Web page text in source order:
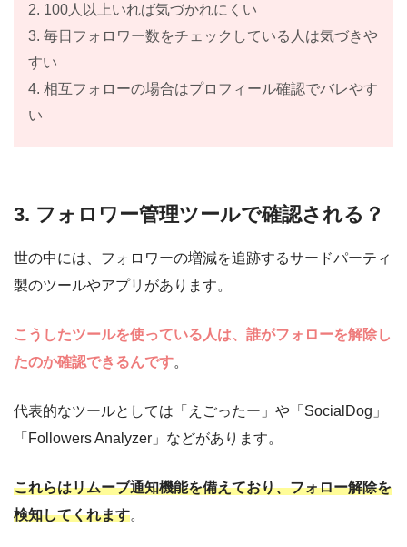
2. 100人以上いれば気づかれにくい
3. 毎日フォロワー数をチェックしている人は気づきや
すい
4. 相互フォローの場合はプロフィール確認でバレやす
い
3. フォロワー管理ツールで確認される？
世の中には、フォロワーの増減を追跡するサードパーティ
製のツールやアプリがあります。
こうしたツールを使っている人は、誰がフォローを解除し
たのか確認できるんです。
代表的なツールとしては「えごったー」や「SocialDog」
「Followers Analyzer」などがあります。
これらはリムーブ通知機能を備えており、フォロー解除を
検知してくれます。